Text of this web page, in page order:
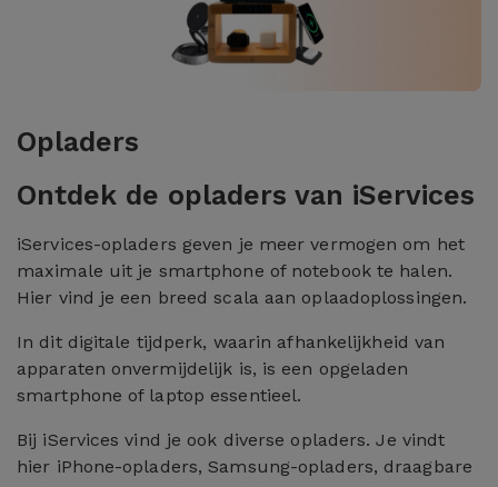
Opladers
Ontdek de opladers van iServices
iServices-opladers geven je meer vermogen om het
maximale uit je smartphone of notebook te halen.
Hier vind je een breed scala aan oplaadoplossingen.
In dit digitale tijdperk, waarin afhankelijkheid van
apparaten onvermijdelijk is, is een opgeladen
smartphone of laptop essentieel.
Bij iServices vind je ook diverse opladers. Je vindt
hier iPhone-opladers, Samsung-opladers, draagbare